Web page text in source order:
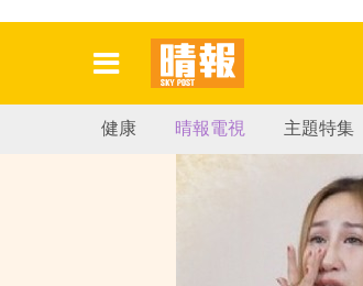
健康 晴報電視 主題特集